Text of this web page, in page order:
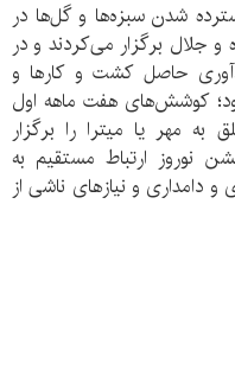
شدن سبزه‌ها و گل‌ها در
و جلال برگزار می‌كردند و در
حاصل كشت و كارها و
كوشش‌های هفت ماهه اول
مهر یا میترا را برگزار
نوروز ارتباط مستقیم به
دامداری و نیازهای ناشی از